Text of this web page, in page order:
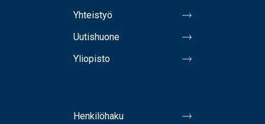
Yhteistyö
Uutishuone
Yliopisto
Henkilöhaku